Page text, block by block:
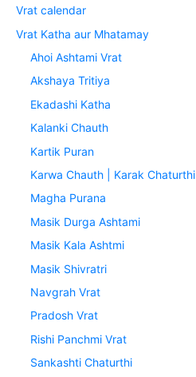
Vrat calendar
Vrat Katha aur Mhatamay
Ahoi Ashtami Vrat
Akshaya Tritiya
Ekadashi Katha
Kalanki Chauth
Kartik Puran
Karwa Chauth | Karak Chaturthi
Magha Purana
Masik Durga Ashtami
Masik Kala Ashtmi
Masik Shivratri
Navgrah Vrat
Pradosh Vrat
Rishi Panchmi Vrat
Sankashti Chaturthi